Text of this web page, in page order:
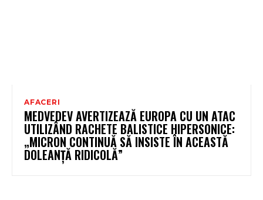
AFACERI
MEDVEDEV AVERTIZEAZĂ EUROPA CU UN ATAC
UTILIZÂND RACHETE BALISTICE HIPERSONICE:
„MICRON CONTINUĂ SĂ INSISTE ÎN ACEASTĂ
DOLEANȚĂ RIDICOLĂ”